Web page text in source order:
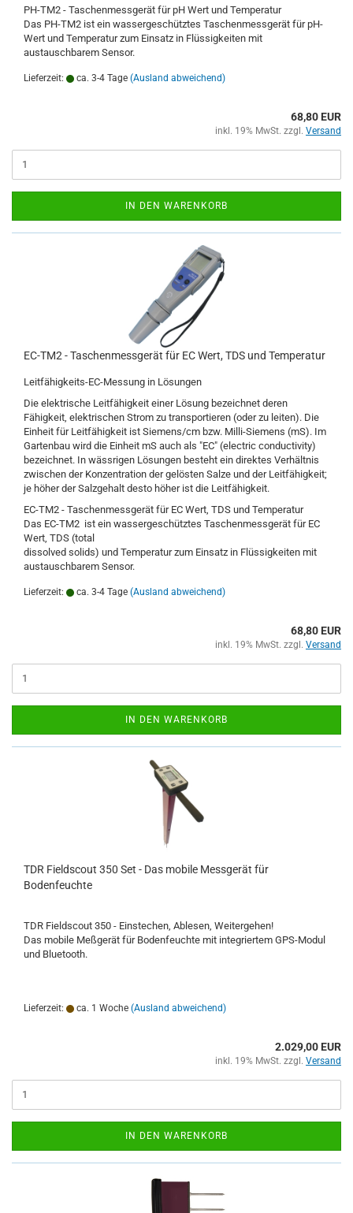
PH-TM2 - Taschenmessgerät für pH Wert und Temperatur
Das PH-TM2 ist ein wassergeschütztes Taschenmessgerät für pH-
Wert und Temperatur zum Einsatz in Flüssigkeiten mit
austauschbarem Sensor.
Lieferzeit: ca. 3-4 Tage (Ausland abweichend)
68,80 EUR
inkl. 19% MwSt. zzgl. Versand
IN DEN WARENKORB
EC-TM2 - Taschenmessgerät für EC Wert, TDS und Temperatur
Leitfähigkeits-EC-Messung in Lösungen
Die elektrische Leitfähigkeit einer Lösung bezeichnet deren
Fähigkeit, elektrischen Strom zu transportieren (oder zu leiten). Die
Einheit für Leitfähigkeit ist Siemens/cm bzw. Milli-Siemens (mS). Im
Gartenbau wird die Einheit mS auch als "EC" (electric conductivity)
bezeichnet. In wässrigen Lösungen besteht ein direktes Verhältnis
zwischen der Konzentration der gelösten Salze und der Leitfähigkeit;
je höher der Salzgehalt desto höher ist die Leitfähigkeit.
EC-TM2 - Taschenmessgerät für EC Wert, TDS und Temperatur
Das EC-TM2 ist ein wassergeschütztes Taschenmessgerät für EC
Wert, TDS (total
dissolved solids) und Temperatur zum Einsatz in Flüssigkeiten mit
austauschbarem Sensor.
Lieferzeit: ca. 3-4 Tage (Ausland abweichend)
68,80 EUR
inkl. 19% MwSt. zzgl. Versand
IN DEN WARENKORB
TDR Fieldscout 350 Set - Das mobile Messgerät für
Bodenfeuchte
TDR Fieldscout 350 - Einstechen, Ablesen, Weitergehen!
Das mobile Meßgerät für Bodenfeuchte mit integriertem GPS-Modul
und Bluetooth.
Lieferzeit: ca. 1 Woche (Ausland abweichend)
2.029,00 EUR
inkl. 19% MwSt. zzgl. Versand
IN DEN WARENKORB